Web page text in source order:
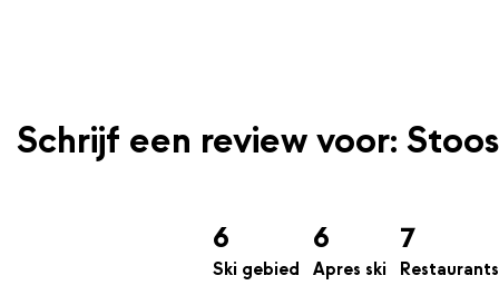
Schrijf een review voor: Stoos
6
Ski gebied
6
Apres ski
7
Restaurants